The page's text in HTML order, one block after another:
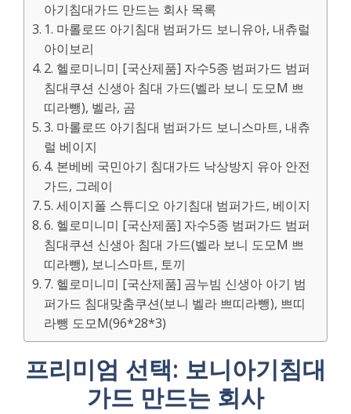
아기침대가드 만드는 회사 목록
1. 마롤로뜨 아기침대 범퍼가드 보니유아, 내츄럴
아이보리
2. 헬로미니미 [국산제품] 자수5종 범퍼가드 범퍼
침대쿠션 신생아 침대 가드(벨라 보니 도모M 쁘
띠라뺑), 벨라, 곰
3. 마롤로뜨 아기침대 범퍼가드 보니스마트, 내츄
럴 베이지
4. 본베베 국민아기 침대가드 낙상방지 유아 안전
가드, 그레이
5. 세이지폴 스튜디오 아기침대 범퍼가드, 베이지
6. 헬로미니미 [국산제품] 자수5종 범퍼가드 범퍼
침대쿠션 신생아 침대 가드(벨라 보니 도모M 쁘
띠라뺑), 보니스마트, 토끼
7. 헬로미니미 [국산제품] 곰누빔 신생아 아기 범
퍼가드 침대맞춤쿠션(보니 벨라 쁘띠라뺑), 쁘띠
라뺑 도모M(96*28*3)
프리미엄 선택: 보니아기침대
가드 만드는 회사